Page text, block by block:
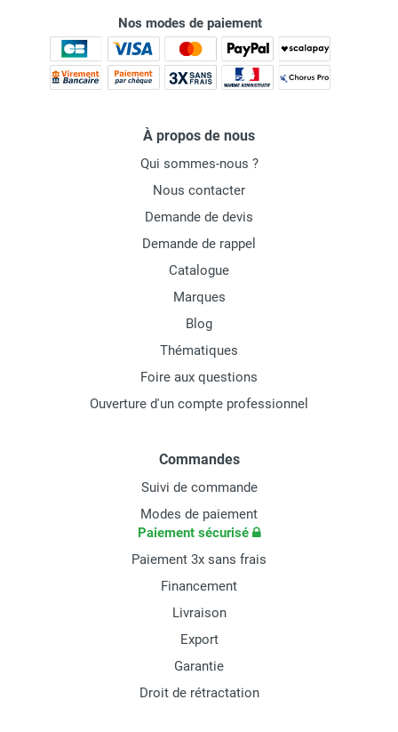
Nos modes de paiement
À propos de nous
Qui sommes-nous ?
Nous contacter
Demande de devis
Demande de rappel
Catalogue
Marques
Blog
Thématiques
Foire aux questions
Ouverture d'un compte professionnel
Commandes
Suivi de commande
Modes de paiement
Paiement sécurisé
Paiement 3x sans frais
Financement
Livraison
Export
Garantie
Droit de rétractation